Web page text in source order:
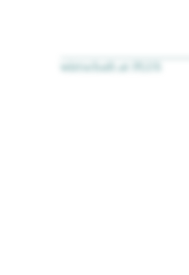
wirtschaft.at PLUS